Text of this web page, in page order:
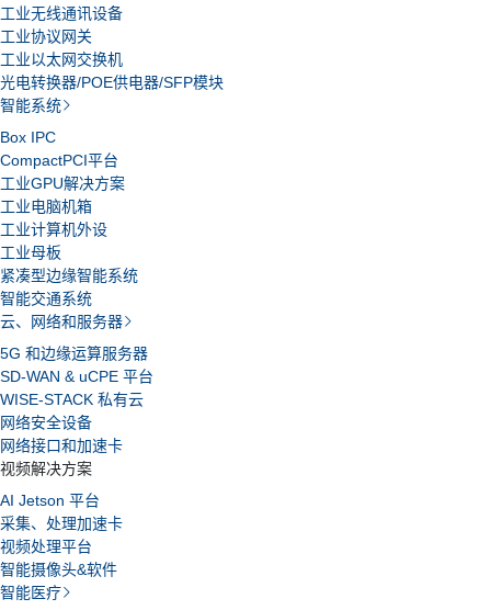
工业无线通讯设备
工业协议网关
工业以太网交换机
光电转换器/POE供电器/SFP模块
智能系统
Box IPC
CompactPCI平台
工业GPU解决方案
工业电脑机箱
工业计算机外设
工业母板
紧凑型边缘智能系统
智能交通系统
云、网络和服务器
5G 和边缘运算服务器
SD-WAN & uCPE 平台
WISE-STACK 私有云
网络安全设备
网络接口和加速卡
视频解决方案
AI Jetson 平台
采集、处理加速卡
视频处理平台
智能摄像头&软件
智能医疗